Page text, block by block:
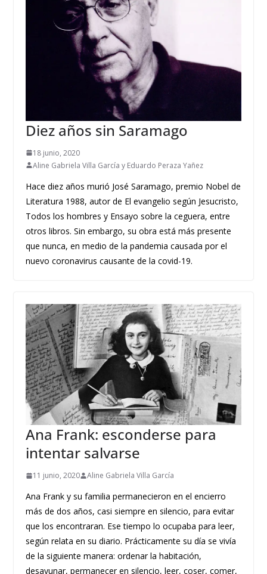
Diez años sin Saramago
18 junio, 2020
Aline Gabriela Villa García y Eduardo Peraza Yañez
Hace diez años murió José Saramago, premio Nobel de
Literatura 1988, autor de El evangelio según Jesucristo,
Todos los hombres y Ensayo sobre la ceguera, entre
otros libros. Sin embargo, su obra está más presente
que nunca, en medio de la pandemia causada por el
nuevo coronavirus causante de la covid-19.
Ana Frank: esconderse para
intentar salvarse
11 junio, 2020 Aline Gabriela Villa García
Ana Frank y su familia permanecieron en el encierro
más de dos años, casi siempre en silencio, para evitar
que los encontraran. Ese tiempo lo ocupaba para leer,
según relata en su diario. Prácticamente su día se vivía
de la siguiente manera: ordenar la habitación,
desayunar, permanecer en silencio, leer, coser, comer,